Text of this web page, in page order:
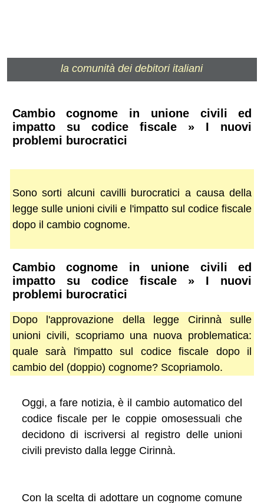
la comunità dei debitori italiani
Cambio cognome in unione civili ed
impatto su codice fiscale » I nuovi
problemi burocratici
Sono sorti alcuni cavilli burocratici a causa della
legge sulle unioni civili e l'impatto sul codice fiscale
dopo il cambio cognome.
Cambio cognome in unione civili ed
impatto su codice fiscale » I nuovi
problemi burocratici
Dopo l'approvazione della legge Cirinnà sulle
unioni civili, scopriamo una nuova problematica:
quale sarà l'impatto sul codice fiscale dopo il
cambio del (doppio) cognome? Scopriamolo.
Oggi, a fare notizia, è il cambio automatico del
codice fiscale per le coppie omosessuali che
decidono di iscriversi al registro delle unioni
civili previsto dalla legge Cirinnà.
Con la scelta di adottare un cognome comune